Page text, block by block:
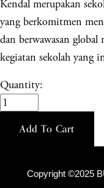
Kendal merupakan
yang berkomitmen
dan berwawasan
kegiatan sekolah yang
Quantity:
Add To Cart
Copyright ©2025